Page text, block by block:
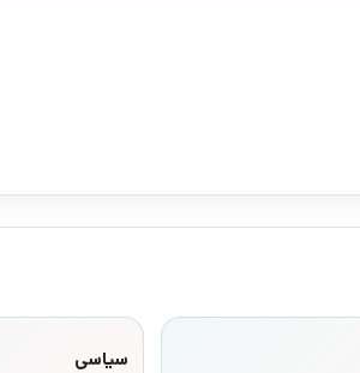
سیاسی